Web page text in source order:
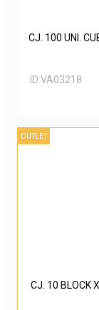
CJ. 100 UNI.
ID:VA03218
OUTLET
CJ. 10 BLOCK